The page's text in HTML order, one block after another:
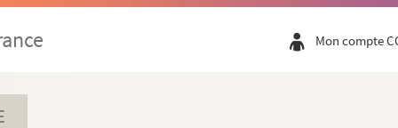
Mon compte
(Paris)
Vilaine